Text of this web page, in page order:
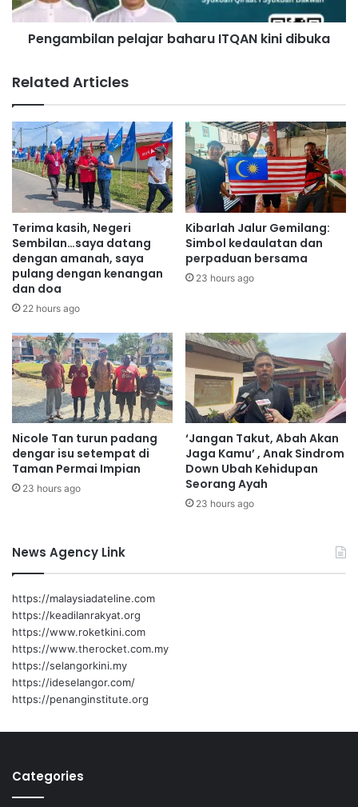
u
t
a
n
K
e
m
e
e
r
i
a
n
P
n
d
i
d
i
k
a
n
t
e
d
i
i
l
e
l
a
j
a
r
h
a
r
u
I
T
A
N
k
i
n
i
d
i
b
u
Pengambilan pelajar baharu ITQAN kini dibuka
Related Articles
Terima kasih, Negeri
Sembilan…saya datang
dengan amanah, saya
pulang dengan kenangan
dan doa
22 hours ago
Kibarlah Jalur Gemilang:
Simbol kedaulatan dan
perpaduan bersama
23 hours ago
Nicole Tan turun padang
dengar isu setempat di
Taman Permai Impian
23 hours ago
‘Jangan Takut, Abah Akan
Jaga Kamu’ , Anak Sindrom
Down Ubah Kehidupan
Seorang Ayah
23 hours ago
News Agency Link
https://malaysiadateline.com
https://keadilanrakyat.org
https://www.roketkini.com
https://www.therocket.com.my
https://selangorkini.my
https://ideselangor.com/
https://penanginstitute.org
Categories